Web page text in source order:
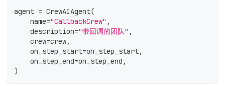
agent = CrewAIAgent(
    name
="CallbackCrew" ,
    description
="带回调的团队" ,
    crew
=crew,
    on_step_start
=on_step_start,
    on_step_end
=on_step_end ,
)